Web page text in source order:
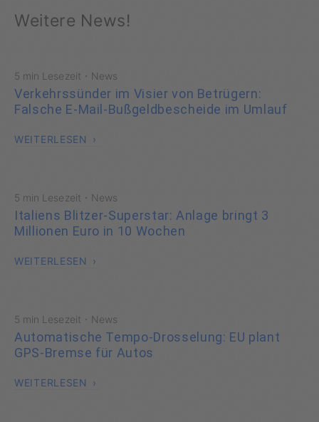
Weitere News!
5 min Lesezeit · News
Verkehrssünder im Visier von Betrügern:
Falsche E-Mail-Bußgeldbescheide im Umlauf
WEITERLESEN
5 min Lesezeit · News
Italiens Blitzer-Superstar: Anlage bringt 3
Millionen Euro in 10 Wochen
WEITERLESEN
5 min Lesezeit · News
Automatische Tempo-Drosselung: EU plant
GPS-Bremse für Autos
WEITERLESEN